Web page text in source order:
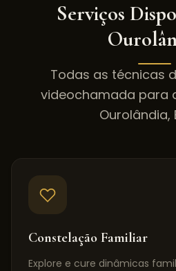
Serviços
Todas as técnicas
videochamada para
Ourolândia,
Constelação Familiar
Explore e cure dinâmicas